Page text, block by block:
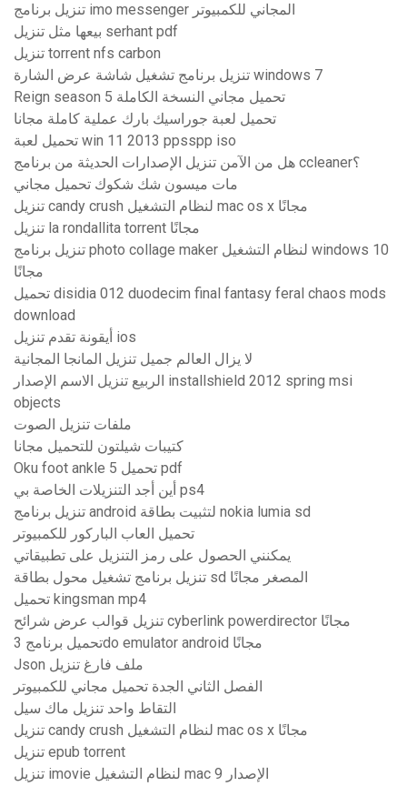
تنزيل برنامج imo messenger المجاني للكمبيوتر
بيعها مثل تنزيل serhant pdf
تنزيل torrent nfs carbon
تنزيل برنامج تشغيل شاشة عرض الشارة windows 7
Reign season 5 تحميل مجاني النسخة الكاملة
تحميل لعبة جوراسيك بارك عملية كاملة مجانا
تحميل لعبة win 11 2013 ppsspp iso
هل من الآمن تنزيل الإصدارات الحديثة من برنامج ccleaner؟
مات ميسون شك شكوك تحميل مجاني
تنزيل candy crush لنظام التشغيل mac os x مجانًا
تنزيل la rondallita torrent مجانًا
تنزيل برنامج photo collage maker لنظام التشغيل windows 10
مجانًا
تحميل disidia 012 duodecim final fantasy feral chaos mods
download
أيقونة تقدم تنزيل ios
لا يزال العالم جميل تنزيل المانجا المجانية
الربيع تنزيل الاسم الإصدار installshield 2012 spring msi
objects
ملفات تنزيل الصوت
كتيبات شيلتون للتحميل مجانا
Oku foot ankle 5 تحميل pdf
أين أجد التنزيلات الخاصة بي ps4
تنزيل برنامج android لتثبيت بطاقة nokia lumia sd
تحميل العاب الباركور للكمبيوتر
يمكنني الحصول على رمز التنزيل على تطبيقاتي
تنزيل برنامج تشغيل محول بطاقة sd المصغر مجانًا
تحميل kingsman mp4
تنزيل قوالب عرض شرائح cyberlink powerdirector مجانًا
تحميل برنامج 3do emulator android مجانًا
Json ملف فارغ تنزيل
الفصل الثاني الجدة تحميل مجاني للكمبيوتر
التقاط واحد تنزيل ماك سيل
تنزيل candy crush لنظام التشغيل mac os x مجانًا
تنزيل epub torrent
تنزيل imovie لنظام التشغيل mac الإصدار 9